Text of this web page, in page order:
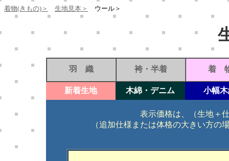
着物(きもの)＞ 生地見本＞ ウール＞
羽 織 袴・半着 着
新着生地 木綿・デニム 小幅
表示価格は、（生地＋
（追加仕様または体格の大きい方の